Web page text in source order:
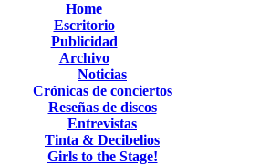
Home
Escritorio
Publicidad
Archivo
Noticias
Crónicas de conciertos
Reseñas de discos
Entrevistas
Tinta & Decibelios
Girls to the Stage!